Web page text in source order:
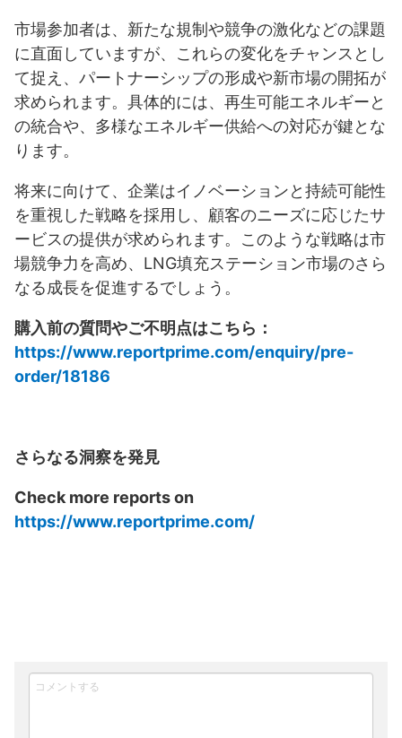
市場参加者は、新たな規制や競争の激化などの課題
に直面していますが、これらの変化をチャンスとし
て捉え、パートナーシップの形成や新市場の開拓が
求められます。具体的には、再生可能エネルギーと
の統合や、多様なエネルギー供給への対応が鍵とな
ります。
将来に向けて、企業はイノベーションと持続可能性
を重視した戦略を採用し、顧客のニーズに応じたサ
ービスの提供が求められます。このような戦略は市
場競争力を高め、LNG填充ステーション市場のさら
なる成長を促進するでしょう。
購入前の質問やご不明点はこちら：
https://www.reportprime.com/enquiry/pre-
order/18186
さらなる洞察を発見
Check more reports on
https://www.reportprime.com/